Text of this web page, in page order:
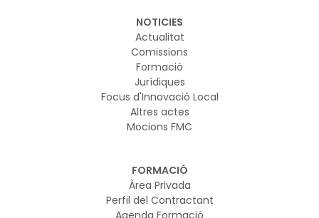
NOTICIES
Actualitat
Comissions
Formació
Jurídiques
Focus d'Innovació Local
Altres actes
Mocions FMC
FORMACIÓ
Àrea Privada
Perfil del Contractant
Agenda Formació